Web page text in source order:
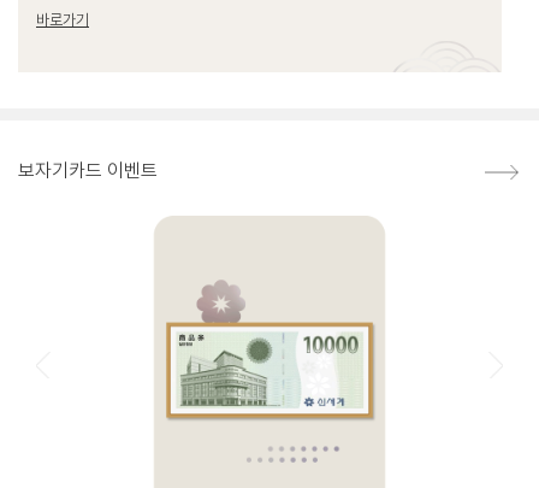
바로가기
보자기카드 이벤트